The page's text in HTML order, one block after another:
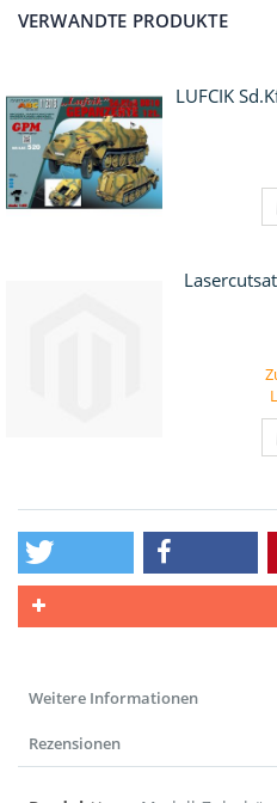
VERWANDTE PRODUKTE
LUFCIK
Weitere Informationen
Rezensionen